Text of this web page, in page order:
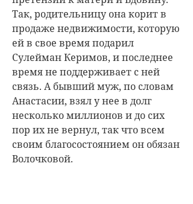
Так, родительницу она корит в
продаже недвижимости, которую
ей в свое время подарил
Сулейман Керимов, и последнее
время не поддерживает с ней
связь. А бывший муж, по словам
Анастасии, взял у нее в долг
несколько миллионов и до сих
пор их не вернул, так что всем
своим благосостоянием он обязан
Волочковой.